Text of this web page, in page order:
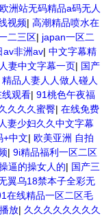
欧洲站无码精品a码无人
视频| 高潮精品喷水在
二三区| japan一区二
av非洲av| 中文字幕精
妻中文字幕一页| 国产
精品人妻人人做人碰人
观看| 91桃色午夜福
久久久蜜臀| 在线免费
人妻少妇久久中文字幕
+中文| 欧美亚洲 自拍
| 9i精品福利一区二区
逼的操女人的| 国产三
翼乌18禁本子全彩无
在线精品一区二区毛
放| 久久久久久久久久